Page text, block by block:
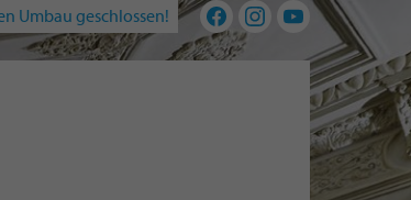
Umbau geschlossen!